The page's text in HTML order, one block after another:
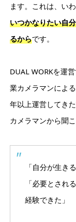
ます。これは、い
いつかなりたい自
るからです。
DUAL WORKを運
業カメラマンによ
年以上運営してき
カメラマンから聞
「自分が生き
「必要とされ
経験できた」